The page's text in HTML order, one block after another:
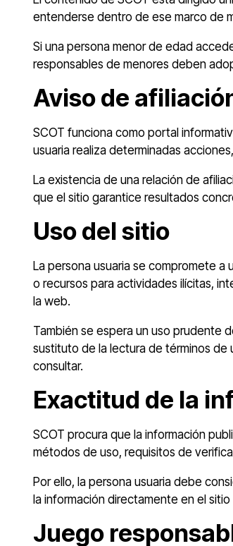
entenderse dentro de ese marco de
Si una persona menor de edad
responsables de menores deben
Aviso de
SCOT funciona como portal
usuaria realiza determinadas
La existencia de una relación de
que el sitio garantice resultados
Uso del sitio
La persona usuaria se compromete
o recursos para actividades ilícitas,
la web.
También se espera un uso prudente
sustituto de la lectura de términos de
consultar.
Exactitud de la
SCOT procura que la información
métodos de uso, requisitos de
Por ello, la persona usuaria debe
la información directamente en el
Juego